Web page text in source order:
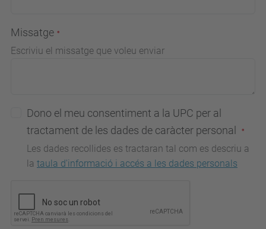
Missatge
Escriviu el missatge que voleu enviar
Dono el meu consentiment a la UPC per al
tractament de les dades de caràcter personal
Les dades recollides es tractaran tal com es descriu a
la taula d'informació i accés a les dades personals